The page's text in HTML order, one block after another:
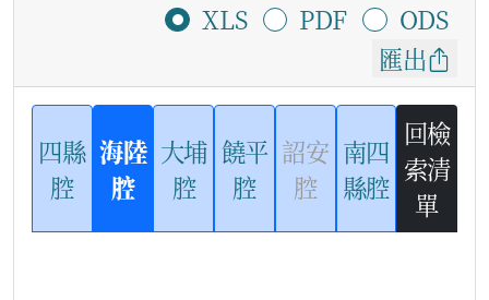
XLS
PDF
ODS
匯出
四縣
腔
海陸
腔
大埔
腔
饒平
腔
詔安
腔
南四
縣腔
回檢
索清
單